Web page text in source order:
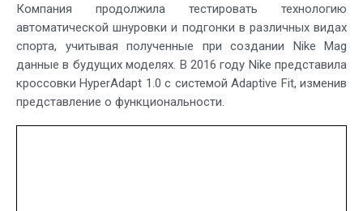
Компания продолжила тестировать технологию
автоматической шнуровки и подгонки в различных видах
спорта, учитывая полученные при создании Nike Mag
данные в будущих моделях. В 2016 году Nike представила
кроссовки HyperAdapt 1.0 с системой Adaptive Fit, изменив
представление о функциональности.